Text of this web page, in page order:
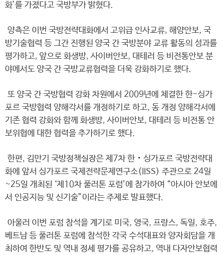
화’를 가졌다고 국방부가 밝혔다.
양측은 이번 국방전략대화에서 고위급 인사교류, 해양안보, 국
방기술협력 등 그간 진행된 양국 간 국방분야 교류 활동의 성과를
평가하고, 앞으로 화생방, 사이버안보, 대테러 등 비전통안보 분
야에서도 양국 간 국방교류협력을 더욱 강화하기로 했다.
또 양국 간 국방협력 강화 차원에서 2009년에 체결한 한-싱가
포르 국방협력 양해각서를 개정하기로 하고, 동 개정 양해각서에
기존 협력 강화와 함께 화생방, 사이버안보, 대테러 등 비전통 안
보위협에 대한 협력을 추가하기로 했다.
한편, 김만기 국방정책실장은 제7차 한‧싱가포르 국방전략대
화에 앞서 싱가포르 국제전략문제연구소(IISS) 주관으로 24일
~25일 개최된 ‘제10차 풀러톤 포럼’에 참가하여 “아시아 안보에
서 인공지능 및 신기술”이라는 주제로 발표했다.
아울러 이번 포럼 참석을 계기로 미국, 영국, 프랑스, 독일, 호주,
베트남 등 풀러톤 포럼에 참석한 각국 수석대표와 양자회담을 개
최하여 한반도 및 역내 정세 평가를 공유하고, 역내 다자안보협력